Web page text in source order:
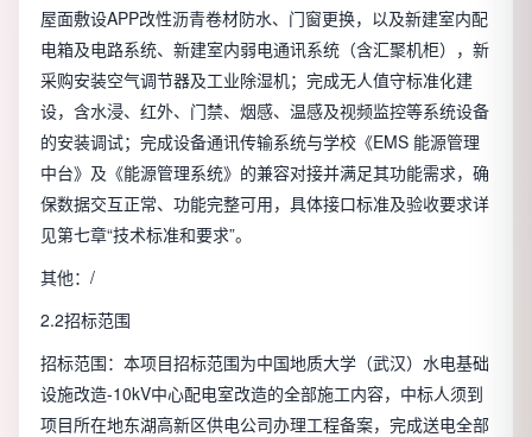
屋面敷设APP改性沥青卷材防水、门窗更换，以及新建室内配
电箱及电路系统、新建室内弱电通讯系统（含汇聚机柜），新
采购安装空气调节器及工业除湿机；完成无人值守标准化建
设，含水浸、红外、门禁、烟感、温感及视频监控等系统设备
的安装调试；完成设备通讯传输系统与学校《EMS 能源管理
中台》及《能源管理系统》的兼容对接并满足其功能需求，确
保数据交互正常、功能完整可用，具体接口标准及验收要求详
见第七章“技术标准和要求”。
其他：/
2.2招标范围
招标范围：本项目招标范围为中国地质大学（武汉）水电基础
设施改造-10kV中心配电室改造的全部施工内容，中标人须到
项目所在地东湖高新区供电公司办理工程备案，完成送电全部